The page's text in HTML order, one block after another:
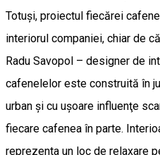
Totuşi, proiectul fiecărei
interiorul companiei, chiar de
Radu Savopol – designer de
cafenelelor este construită în
urban şi cu uşoare influenţe
fiecare cafenea în parte.
reprezenta un loc de relaxare